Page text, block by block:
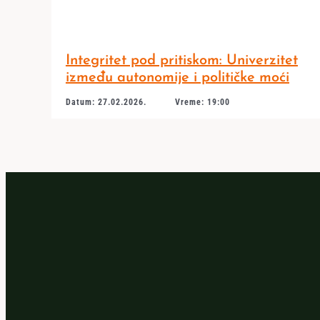
Integritet pod pritiskom: Univerzitet
između autonomije i političke moći
Datum: 27.02.2026. Vreme: 19:00